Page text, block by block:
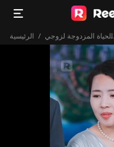
الرئيسية / الحياة المزدوجة لزوجي
عامل التوصيل